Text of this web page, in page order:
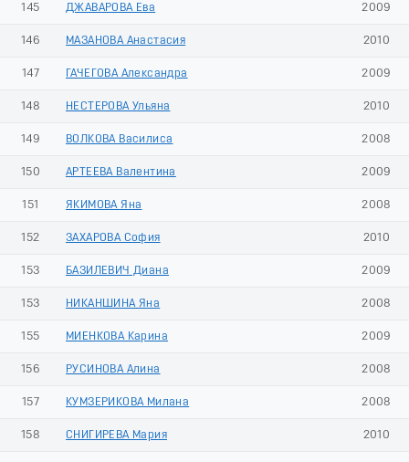
145 ДЖАВАРОВА Ева 2009
146 МАЗАНОВА Анастасия 2010
147 ГАЧЕГОВА Александра 2009
148 НЕСТЕРОВА Ульяна 2010
149 ВОЛКОВА Василиса 2008
150 АРТЕЕВА Валентина 2009
151 ЯКИМОВА Яна 2008
152 ЗАХАРОВА София 2010
153 БАЗИЛЕВИЧ Диана 2009
153 НИКАНШИНА Яна 2008
155 МИЕНКОВА Карина 2009
156 РУСИНОВА Алина 2008
157 КУМЗЕРИКОВА Милана 2008
158 СНИГИРЕВА Мария 2010